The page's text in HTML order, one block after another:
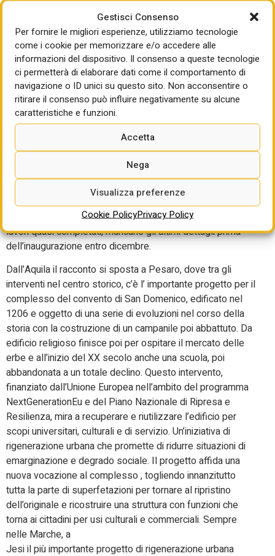
Gestisci Consenso
Per fornire le migliori esperienze, utilizziamo tecnologie
come i cookie per memorizzare e/o accedere alle
informazioni del dispositivo. Il consenso a queste tecnologie
ci permetterà di elaborare dati come il comportamento di
navigazione o ID unici su questo sito. Non acconsentire o
ritirare il consenso può influire negativamente su alcune
caratteristiche e funzioni.
Accetta
Nega
Visualizza preferenze
Cookie PolicyPrivacy Policy
blocca tutto e bisogna aspettare il 2017 con la delibera del
CIPE che stanzia 52 milioni e affida al Provveditorato la
funzione di stazione appaltante. Il bando per i primi due
lotti è atteso per i primi mesi del 2025. Cosa diventerà l’ex
Ospedale? Verranno realizzati una biblioteca, uno
studentato, strutture al servizio dei cittadini, come palestre
e strutture ricettive. la piazza antistante verrà
pedonalizzata liberando la facciata dell’edificio. Sempre a
L’Aquila, un altro progetto interessa Piazza Duomo, fulcro
al centro di quattro quartieri. Originariamente era la piazza
del mercato, una piazza quindi pedonale, poi diventata di
fatto uno spazio per le macchine con la costruzione di
marciapiedi. L’operazione è quella ridare il senso della
piazza liberandola da auto e barriere architettoniche,
lasciando un’area di sosta con sedute attrezzate e verde. I
lavori quasi completati, mancano gli ultimi dettagli prima
dell’inaugurazione entro dicembre.
Dall’Aquila il racconto si sposta a Pesaro, dove tra gli
interventi nel centro storico, c’è l’ importante progetto per il
complesso del convento di San Domenico, edificato nel
1206 e oggetto di una serie di evoluzioni nel corso della
storia con la costruzione di un campanile poi abbattuto. Da
edificio religioso finisce poi per ospitare il mercato delle
erbe e all’inizio del XX secolo anche una scuola, poi
abbandonata a un totale declino. Questo intervento,
finanziato dall’Unione Europea nell’ambito del programma
NextGenerationEu e del Piano Nazionale di Ripresa e
Resilienza, mira a recuperare e riutilizzare l’edificio per
scopi universitari, culturali e di servizio. Un’iniziativa di
rigenerazione urbana che promette di ridurre situazioni di
emarginazione e degrado sociale. Il progetto affida una
nuova vocazione al complesso , togliendo innanzitutto
tutta la parte di superfetazioni per tornare al ripristino
dell’originale e ricostruire una struttura con funzioni che
torna ai cittadini per usi culturali e commerciali. Sempre
nelle Marche, a
Jesi il più importante progetto di rigenerazione urbana